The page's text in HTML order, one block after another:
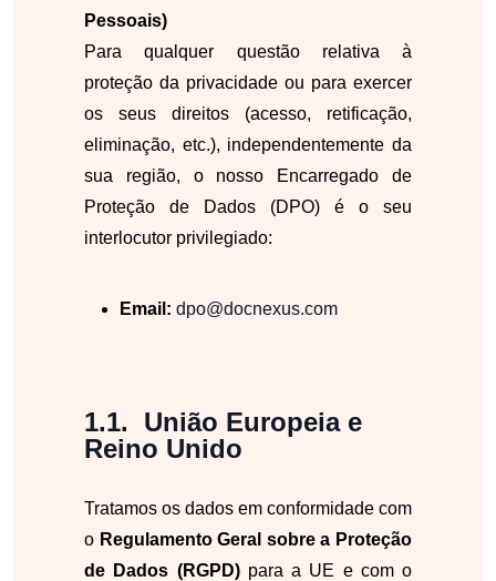
Pessoais)
Para qualquer questão relativa à
proteção da privacidade ou para exercer
os seus direitos (acesso, retificação,
eliminação, etc.), independentemente da
sua região, o nosso Encarregado de
Proteção de Dados (DPO) é o seu
interlocutor privilegiado:
Email: dpo@docnexus.com
União Europeia e
Reino Unido
Tratamos os dados em conformidade com
o Regulamento Geral sobre a Proteção
de Dados (RGPD)para a UE e com o